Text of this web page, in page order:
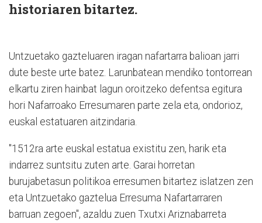
historiaren bitartez.
Untzuetako gazteluaren iragan nafartarra balioan jarri
dute beste urte batez. Larunbatean mendiko tontorrean
elkartu ziren hainbat lagun oroitzeko defentsa egitura
hori Nafarroako Erresumaren parte zela eta, ondorioz,
euskal estatuaren aitzindaria.
"1512ra arte euskal estatua existitu zen, harik eta
indarrez suntsitu zuten arte. Garai horretan
burujabetasun politikoa erresumen bitartez islatzen zen
eta Untzuetako gaztelua Erresuma Nafartarraren
barruan zegoen", azaldu zuen Txutxi Ariznabarreta